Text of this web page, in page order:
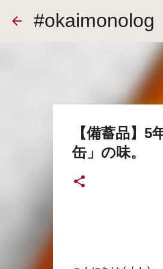
#okaimonolog
【備蓄品】
缶」の味。